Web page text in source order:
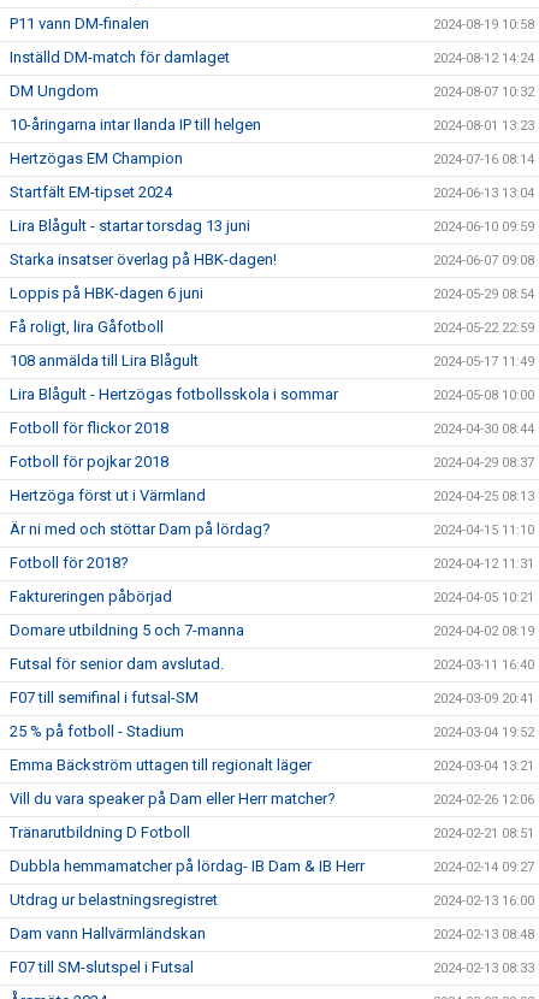
P11 vann DM-finalen 2024-08-19 10:58
Inställd DM-match för damlaget 2024-08-12 14:24
DM Ungdom 2024-08-07 10:32
10-åringarna intar Ilanda IP till helgen 2024-08-01 13:23
Hertzögas EM Champion 2024-07-16 08:14
Startfält EM-tipset 2024 2024-06-13 13:04
Lira Blågult - startar torsdag 13 juni 2024-06-10 09:59
Starka insatser överlag på HBK-dagen! 2024-06-07 09:08
Loppis på HBK-dagen 6 juni 2024-05-29 08:54
Få roligt, lira Gåfotboll 2024-05-22 22:59
108 anmälda till Lira Blågult 2024-05-17 11:49
Lira Blågult - Hertzögas fotbollsskola i sommar 2024-05-08 10:00
Fotboll för flickor 2018 2024-04-30 08:44
Fotboll för pojkar 2018 2024-04-29 08:37
Hertzöga först ut i Värmland 2024-04-25 08:13
Är ni med och stöttar Dam på lördag? 2024-04-15 11:10
Fotboll för 2018? 2024-04-12 11:31
Faktureringen påbörjad 2024-04-05 10:21
Domare utbildning 5 och 7-manna 2024-04-02 08:19
Futsal för senior dam avslutad. 2024-03-11 16:40
F07 till semifinal i futsal-SM 2024-03-09 20:41
25 % på fotboll - Stadium 2024-03-04 19:52
Emma Bäckström uttagen till regionalt läger 2024-03-04 13:21
Vill du vara speaker på Dam eller Herr matcher? 2024-02-26 12:06
Tränarutbildning D Fotboll 2024-02-21 08:51
Dubbla hemmamatcher på lördag- IB Dam & IB Herr 2024-02-14 09:27
Utdrag ur belastningsregistret 2024-02-13 16:00
Dam vann Hallvärmländskan 2024-02-13 08:48
F07 till SM-slutspel i Futsal 2024-02-13 08:33